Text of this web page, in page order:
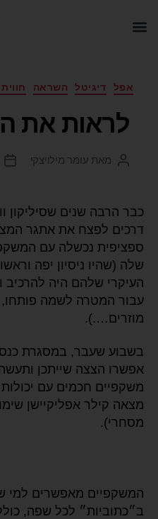
אפל דיגיטל השראה
לראות את
מאת עומר מילויצקי
כבר הרבה שנים שסיליקון
דרכים לפצח את אתגר
ספציפית נכשלה עם
שלה (שהיו ניסיון יפה
העיקרי שלהם היה
עבור המטרה לשמה
מוזרים….).
בשבוע שעבר, במסגרת
אפשרו הצצה שייתכן ותעשה
משקפיים חכמים עם
מצאה קילר אפליקיישן
מסחרי).
המשקפיים מאפשרים למי
ב״כתוביות״ לכל שפה,